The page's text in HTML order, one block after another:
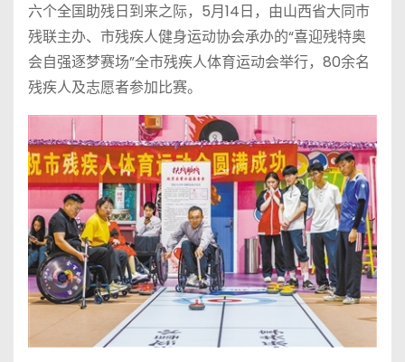
六个全国助残日到来之际，5月14日，由山西省大同市
残联主办、市残疾人健身运动协会承办的“喜迎残特奥
会自强逐梦赛场”全市残疾人体育运动会举行，80余名
残疾人及志愿者参加比赛。